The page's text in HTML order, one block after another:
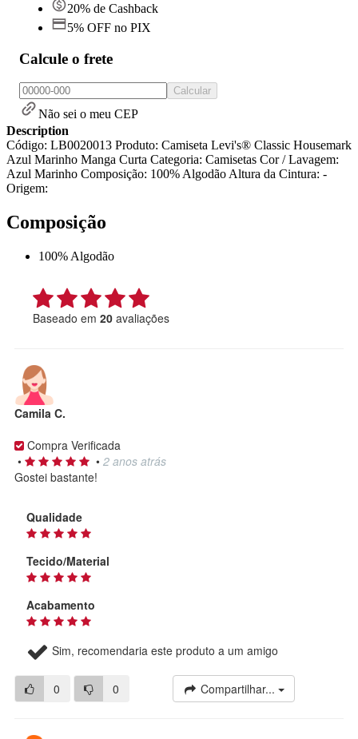
20% de Cashback
5% OFF no PIX
Calcule o frete
Calcular
Não sei o meu CEP
Description
Código: LB0020013 Produto: Camiseta Levi's® Classic Housemark
Azul Marinho Manga Curta Categoria: Camisetas Cor / Lavagem:
Azul Marinho Composição: 100% Algodão Altura da Cintura: -
Origem:
Composição
100% Algodão
Baseado em 20 avaliações
Camila C.
Compra Verificada
•
• 2 anos atrás
Gostei bastante!
Qualidade
Tecido/Material
Acabamento
Sim, recomendaria este produto a um amigo
0 0 Compartilhar...